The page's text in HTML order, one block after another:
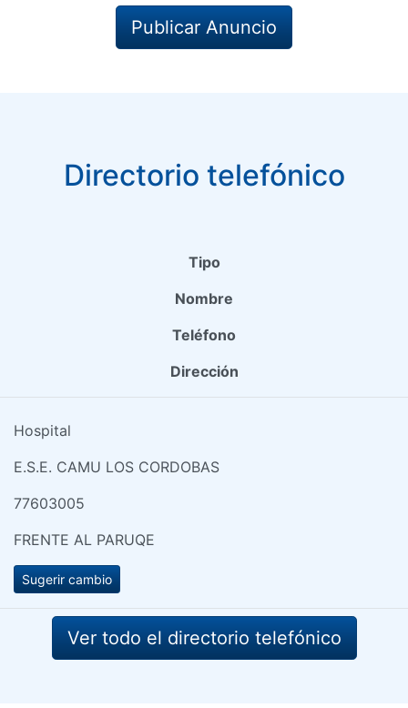
Publicar Anuncio
Directorio telefónico
Tipo
Nombre
Teléfono
Dirección
Hospital
E.S.E. CAMU LOS CORDOBAS
77603005
FRENTE AL PARUQE
Sugerir cambio
Ver todo el directorio telefónico